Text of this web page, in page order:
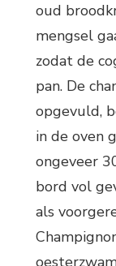
oud
mengsel
zodat de
pan. De
opgevuld,
in de oven
ongeveer
bord vol
als